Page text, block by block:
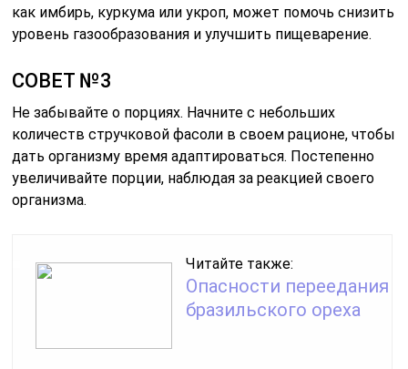
как имбирь, куркума или укроп, может помочь снизить
уровень газообразования и улучшить пищеварение.
СОВЕТ №3
Не забывайте о порциях. Начните с небольших
количеств стручковой фасоли в своем рационе, чтобы
дать организму время адаптироваться. Постепенно
увеличивайте порции, наблюдая за реакцией своего
организма.
Читайте также:
Опасности переедания
бразильского ореха